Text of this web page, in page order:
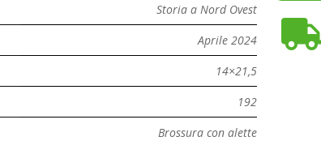
Storia a Nord Ovest
Aprile 2024
14×21,5
192
Brossura con alette